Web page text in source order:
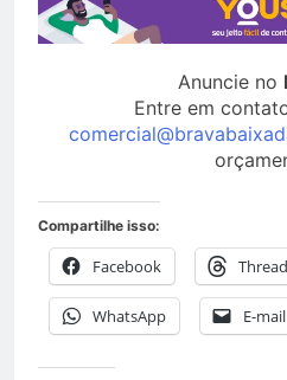
Anuncie no
Entre em
Compartilhe isso:
Facebook
WhatsApp E-mail